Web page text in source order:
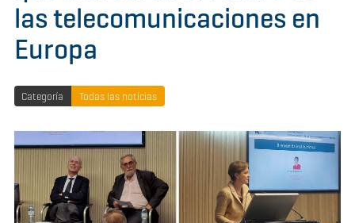
las telecomunicaciones en
Europa
Categoría Todas las noticias